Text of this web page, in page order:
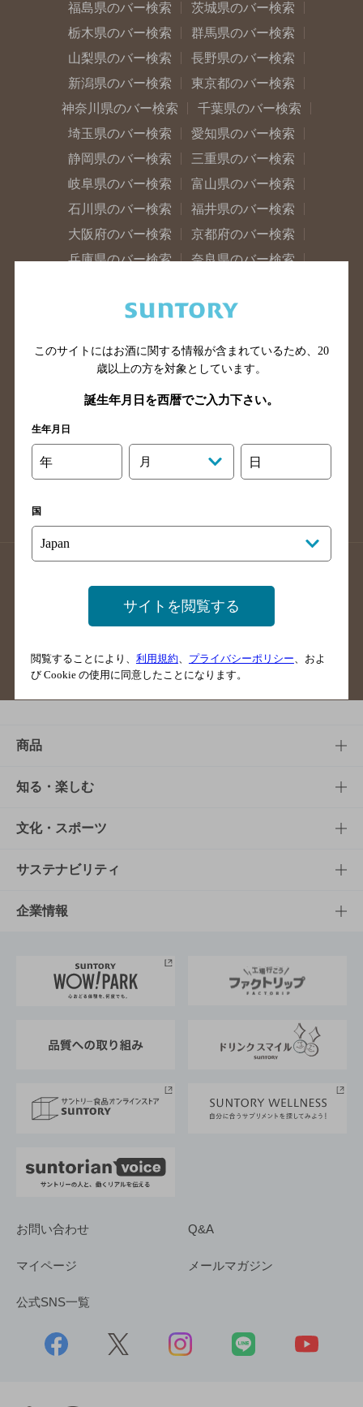
福島県のバー検索
茨城県のバー検索
栃木県のバー検索
群馬県のバー検索
山梨県のバー検索
長野県のバー検索
新潟県のバー検索
東京都のバー検索
神奈川県のバー検索
千葉県のバー検索
埼玉県のバー検索
愛知県のバー検索
静岡県のバー検索
三重県のバー検索
岐阜県のバー検索
富山県のバー検索
石川県のバー検索
福井県のバー検索
大阪府のバー検索
京都府のバー検索
兵庫県のバー検索
奈良県のバー検索
広島県のバー検索
岡山県のバー検索
島根県のバー検索
徳島県のバー検索
高知県のバー検索
福岡県のバー検索
長崎県のバー検索
大分県のバー検索
熊本県のバー検索
掲載店舗様ログイン
サイトマップ ご意見・ご感想
商品
商品TOP
商品一覧
商品発売情報
栄養成分一覧
知る・楽しむ
知る・楽しむTOP
キャンペーン
工場見学
地域情報
文化・スポーツ
文化・スポーツTOP
サントリーホール
サントリーサンバーズ大阪
サステナビリティ
サステナビリティTOP
サントリーが考えるサステナビリティ経営
企業情報
企業概要
採用情報
お問い合わせ Q&A
マイページ メールマガジン
公式SNS一覧
このサイトにはお酒に関する情報が含まれているため、 20
歳以上の方を対象としています。
誕生年月日を西暦でご入力下さい。
生年月日
年 月 日
国
サイトを閲覧する
閲覧することにより、 利用規約 プライバシーポリシー 、およ
び Cookie の使用に同意したことになります。